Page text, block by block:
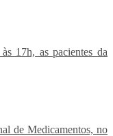
17h, as pacientes da
de Medicamentos, no